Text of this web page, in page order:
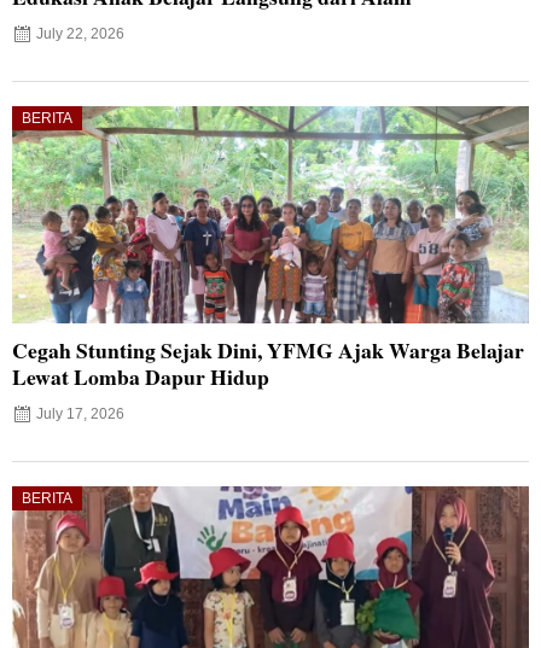
July 22, 2026
BERITA
Cegah Stunting Sejak Dini, YFMG Ajak Warga Belajar
Lewat Lomba Dapur Hidup
July 17, 2026
BERITA